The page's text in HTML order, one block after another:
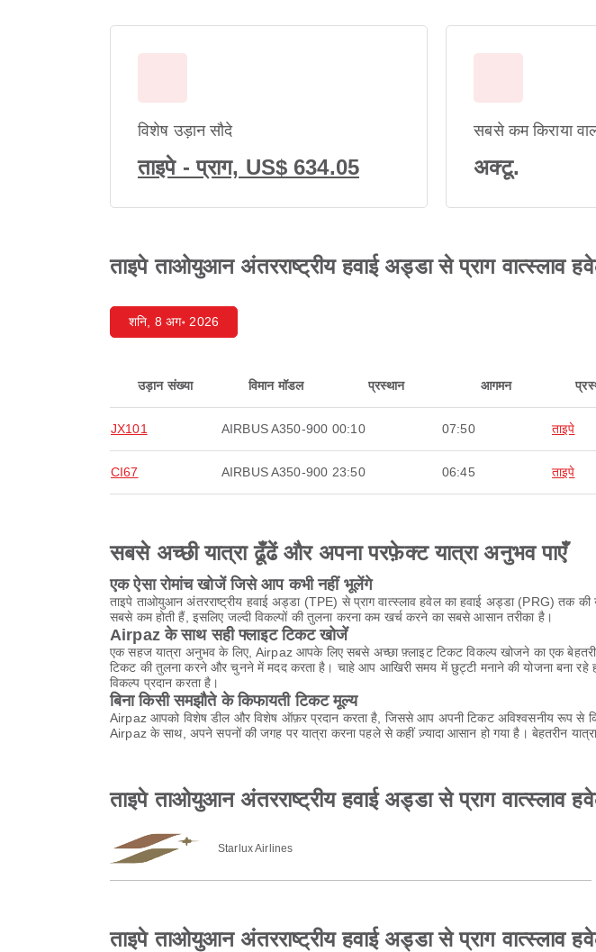
विशेष उड़ान सौदे
ताइपे - प्राग, US$ 634.05
सबसे कम किराया
अक्टू.
ताइपे ताओयुआन अंतरराष्ट्रीय हवाई अड्डा से प्राग
शनि, 8 अग॰ 2026
उड़ान संख्या विमान मॉडल प्रस्थान आगमन
JX101 AIRBUS A350-900 00:10 07:50 ताइपे
CI67 AIRBUS A350-900 23:50 06:45 ताइपे
सबसे अच्छी यात्रा ढूँढें और अपना परफ़ेक्ट यात्रा अनुभव पाएँ
एक ऐसा रोमांच खोजें जिसे आप कभी नहीं भूलेंगे
ताइपे ताओयुआन अंतरराष्ट्रीय हवाई अड्डा (TPE) से प्राग वात्स्लाव हवेल का हवाई अड्डा (PRG) तक
सबसे कम होती हैं, इसलिए जल्दी विकल्पों की तुलना करना कम खर्च करने का सबसे आसान तरीका है।
Airpaz के साथ सही फ्लाइट टिकट खोजें
एक सहज यात्रा अनुभव के लिए, Airpaz आपके लिए सबसे अच्छा फ़्लाइट टिकट विकल्प खोजने का एक
टिकट की तुलना करने और चुनने में मदद करता है। चाहे आप आखिरी समय में छुट्टी मनाने की योजना बना
विकल्प प्रदान करता है।
बिना किसी समझौते के किफायती टिकट मूल्य
Airpaz आपको विशेष डील और विशेष ऑफ़र प्रदान करता है, जिससे आप अपनी टिकट अविश्वसनीय रूप से
Airpaz के साथ, अपने सपनों की जगह पर यात्रा करना पहले से कहीं ज़्यादा आसान हो गया है। बेहतरीन
ताइपे ताओयुआन अंतरराष्ट्रीय हवाई अड्डा से प्राग वात्स्लाव
Starlux Airlines
ताइपे ताओयुआन अंतरराष्ट्रीय हवाई अड्डा से प्राग